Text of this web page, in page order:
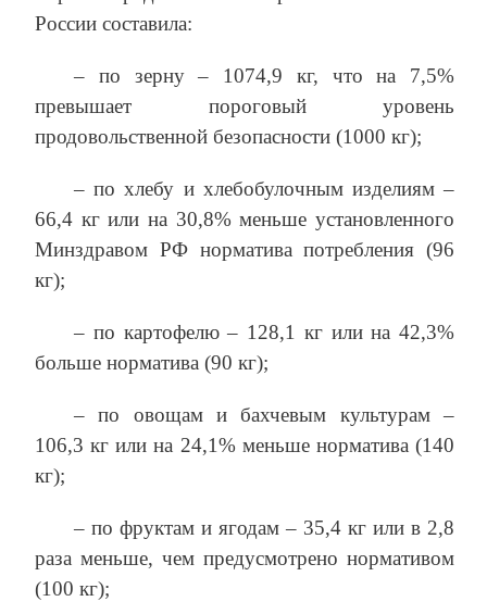
России составила:
– по зерну – 1074,9 кг, что на 7,5%
превышает пороговый уровень
продовольственной безопасности (1000 кг);
– по хлебу и хлебобулочным изделиям –
66,4 кг или на 30,8% меньше установленного
Минздравом РФ норматива потребления (96
кг);
– по картофелю – 128,1 кг или на 42,3%
больше норматива (90 кг);
– по овощам и бахчевым культурам –
106,3 кг или на 24,1% меньше норматива (140
кг);
– по фруктам и ягодам – 35,4 кг или в 2,8
раза меньше, чем предусмотрено нормативом
(100 кг);